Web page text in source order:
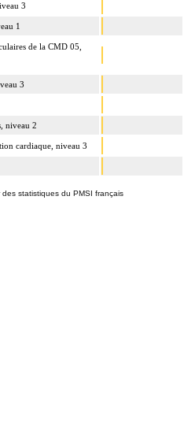
3
1
de la CMD 05,
3
niveau 2
cardiaque, niveau 3
statistiques du PMSI français